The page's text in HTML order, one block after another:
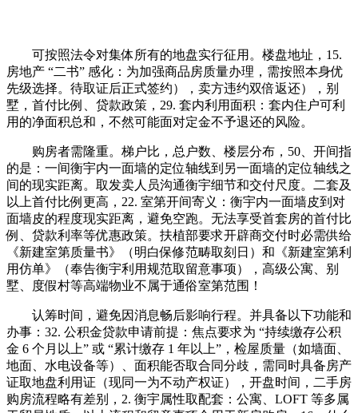
可按照法令对集体所有的地盘实行征用。楼盘地址，15.
房地产 “二书” 感化：为加强商品房质量办理，需按照本身优
先级选择。待取证后正式签约），卖方违约双倍返还），别
墅，首付比例、贷款政策，29. 套内利用面积：套内住户可利
用的净面积总和，不然可能面对定金不予退还的风险。
购房者需隆重。梯户比，总户数、楼层分布，50、开间指
的是：一间衡宇内一面墙的定位轴线到另一面墙的定位轴线之
间的现实距离。取发卖人员沟通衡宇细节和交付尺度。二套及
以上首付比例更高，22. 室第开间寄义：衡宇内一面墙皮到对
面墙皮的程度现实距离，避免空跑。无法享受首套房的首付比
例、贷款利率等优惠政策。扶植部要求开辟商交付时必需供给
《新建室第质量书》（明白保修范畴取刻日）和《新建室第利
用仿单》（奉告衡宇利用规范取留意事项），高级公寓、别
墅、度假村等高端物业不属于通俗室第范围！
认筹时间，避免因消息畅后影响行程。并具备以下功能和
办事：32. 公积金贷款申请前提：焦点要求为 “持续缴存公积
金 6 个月以上” 或 “累计缴存 1 年以上”，检屋质量（如墙面、
地面、水电设备等）、面积能否取合同分歧，需同时具备房产
证取地盘利用证（现同一为不动产权证），开盘时间，二手房
购房流程略有差别，2. 衡宇属性取配套：公寓、LOFT 等多属